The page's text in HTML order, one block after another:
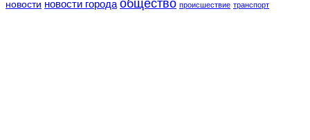
новости новости города общество происшествие транспорт